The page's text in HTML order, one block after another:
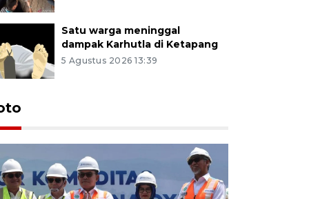
Satu warga meninggal
dampak Karhutla di Ketapang
5 Agustus 2026 13:39